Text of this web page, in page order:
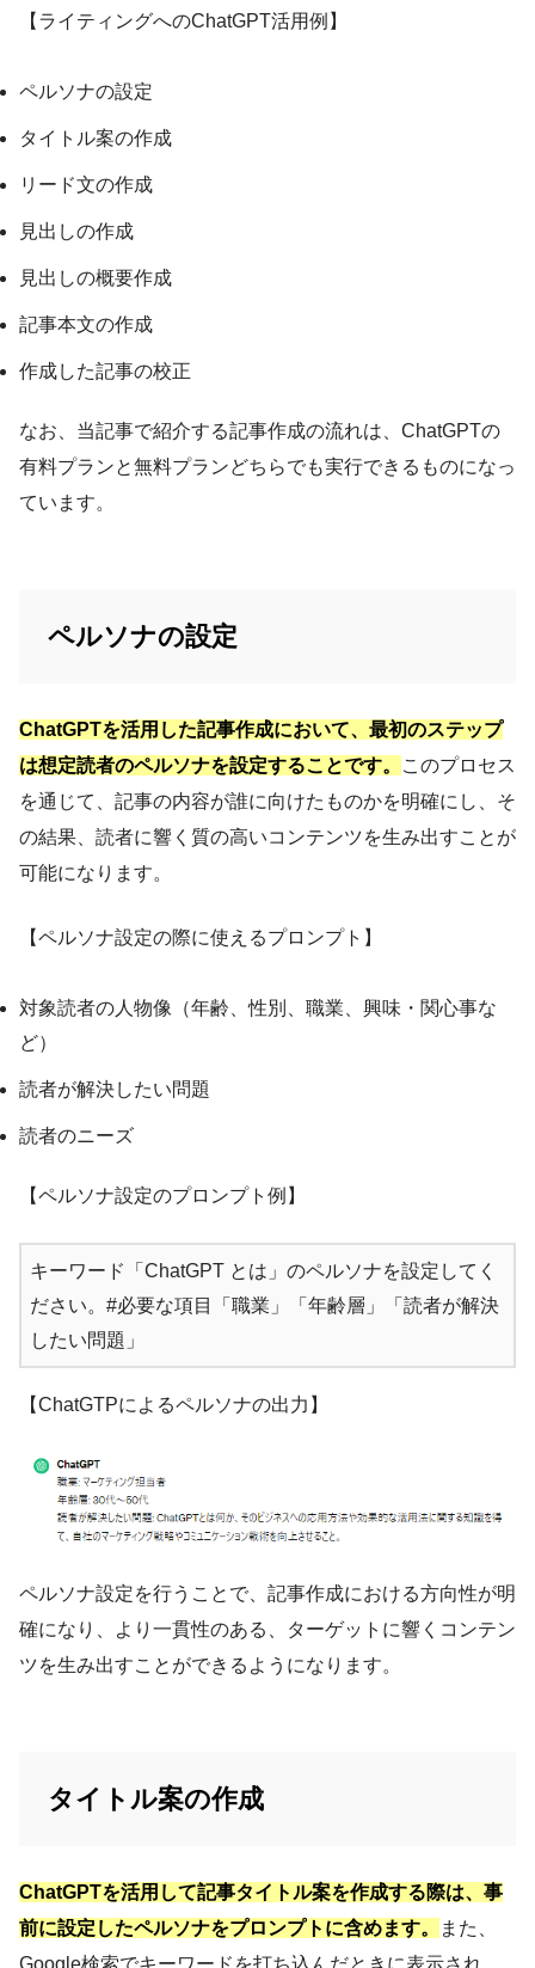
【ライティングへのChatGPT活用例】
ペルソナの設定
タイトル案の作成
リード文の作成
見出しの作成
見出しの概要作成
記事本文の作成
作成した記事の校正
なお、当記事で紹介する記事作成の流れは、ChatGPTの
有料プランと無料プランどちらでも実行できるものになっ
ています。
ペルソナの設定
ChatGPTを活用した記事作成において、最初のステップ
は想定読者のペルソナを設定することです。
このプロセス
を通じて、記事の内容が誰に向けたものかを明確にし、そ
の結果、読者に響く質の高いコンテンツを生み出すことが
可能になります。
【ペルソナ設定の際に使えるプロンプト】
対象読者の人物像（年齢、性別、職業、興味・関心事な
ど）
読者が解決したい問題
読者のニーズ
【ペルソナ設定のプロンプト例】
キーワード「ChatGPT とは」のペルソナを設定してく
ださい。#必要な項目「職業」「年齢層」「読者が解決
したい問題」
【ChatGTPによるペルソナの出力】
ペルソナ設定を行うことで、記事作成における方向性が明
確になり、より一貫性のある、ターゲットに響くコンテン
ツを生み出すことができるようになります。
タイトル案の作成
ChatGPTを活用して記事タイトル案を作成する際は、事
前に設定したペルソナをプロンプトに含めます。
また、